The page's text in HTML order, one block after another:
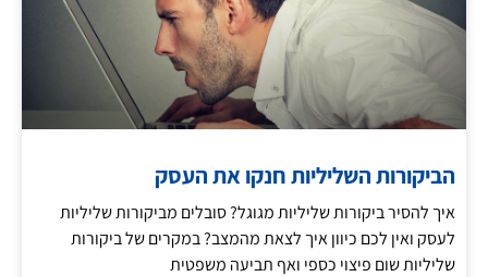
הביקורות השליליות חנקו את העסק
איך להסיר ביקורות שליליות מגוגל? סובלים מביקורות שליליות
לעסק ואין לכם כיוון איך לצאת מהמצב? במקרים של ביקורות
שליליות שום פיצוי כספי ואף תביעה משפטית